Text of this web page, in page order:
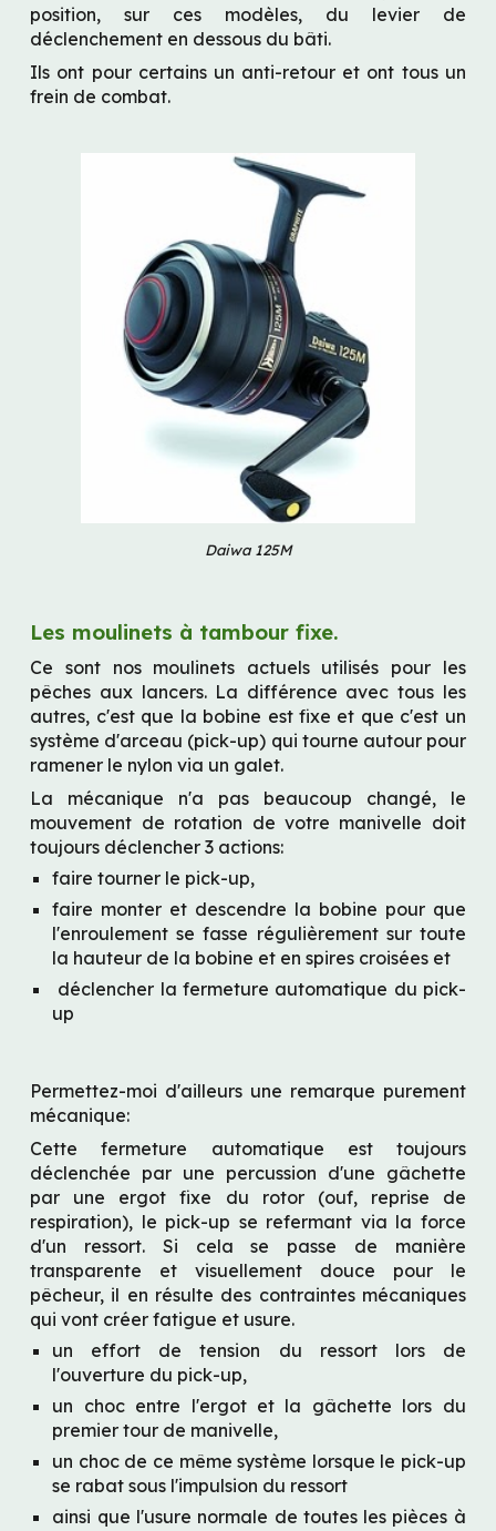
position, sur ces modèles, du levier de
déclenchement en dessous du bâti.
Ils ont pour certains un anti-retour et ont tous un
frein de combat.
Daiwa 125M
Les moulinets à tambour fixe.
Ce sont nos moulinets actuels utilisés pour les
pêches aux lancers. La différence avec tous les
autres, c'est que la bobine est fixe et que c'est un
système d'arceau (pick-up) qui tourne autour pour
ramener le nylon via un galet.
La mécanique n'a pas beaucoup changé, le
mouvement de rotation de votre manivelle doit
toujours déclencher 3 actions:
faire tourner le pick-up,
faire monter et descendre la bobine pour que
l'enroulement se fasse régulièrement sur toute
la hauteur de la bobine et en spires croisées et
up
Permettez-moi d'ailleurs une remarque purement
mécanique:
Cette fermeture automatique est toujours
déclenchée par une percussion d'une gâchette
par une ergot fixe du rotor (ouf, reprise de
respiration), le pick-up se refermant via la force
d'un ressort. Si cela se passe de manière
transparente et visuellement douce pour le
pêcheur, il en résulte des contraintes mécaniques
qui vont créer fatigue et usure.
un effort de tension du ressort lors de
l'ouverture du pick-up,
un choc entre l'ergot et la gâchette lors du
premier tour de manivelle,
un choc de ce même système lorsque le pick-up
se rabat sous l'impulsion du ressort
ainsi que l'usure normale de toutes les pièces à